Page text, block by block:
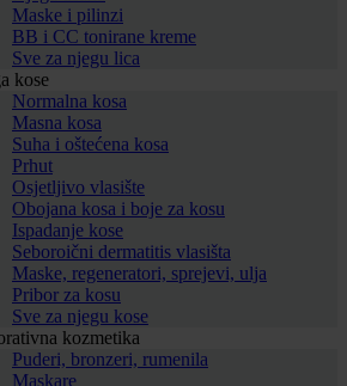
Maske i pilinzi
BB i CC tonirane kreme
Sve za njegu lica
kose
Normalna kosa
Masna kosa
Suha i oštećena kosa
Prhut
Osjetljivo vlasište
Obojana kosa i boje za kosu
Ispadanje kose
Seboroični dermatitis vlasišta
Maske, regeneratori, sprejevi, ulja
Pribor za kosu
Sve za njegu kose
kozmetika
Puderi, bronzeri, rumenila
Maskare